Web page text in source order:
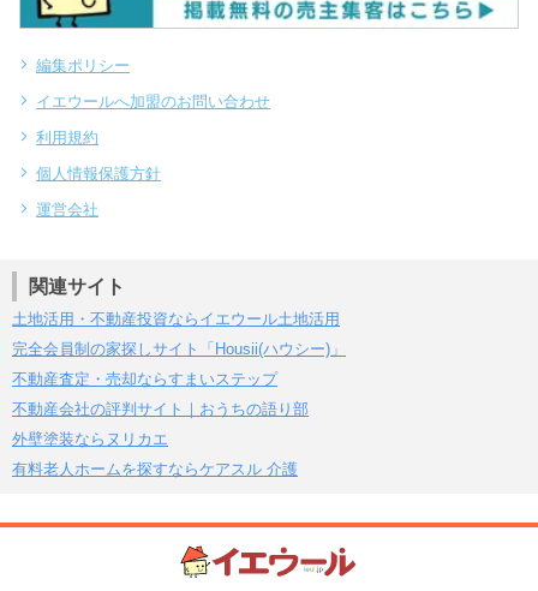
編集ポリシー
イエウールへ加盟のお問い合わせ
利用規約
個人情報保護方針
運営会社
関連サイト
土地活用・不動産投資ならイエウール土地活用
完全会員制の家探しサイト「Housii(ハウシー)」
不動産査定・売却ならすまいステップ
不動産会社の評判サイト｜おうちの語り部
外壁塗装ならヌリカエ
有料老人ホームを探すならケアスル 介護